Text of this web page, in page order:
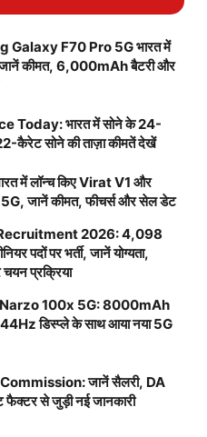
Galaxy F70 Pro 5G भारत में
कीमत, 6,000mAh बैटरी और
Today: भारत में सोने के 24-
कैरेट सोने की ताज़ा कीमतें देखें
में लॉन्च किए Virat V1 और
जानें कीमत, फीचर्स और सेल डेट
2026: 4,098
पदों पर भर्ती, जानें योग्यता,
प्रक्रिया
100x 5G: 8000mAh
डिस्प्ले के साथ आया नया 5G
जानें सैलरी, DA
से जुड़ी नई जानकारी